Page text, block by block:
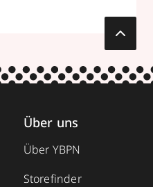
Über uns
Über YBPN
Storefinder